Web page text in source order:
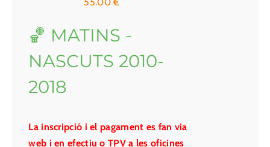
🏀 MATINS -
NASCUTS 2010-
2018
La inscripció i el pagament es fan via
web i en efectiu o TPV a les oficines